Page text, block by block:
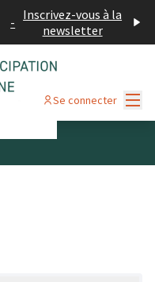
- Inscrivez-vous à la
newsletter
Se connecter